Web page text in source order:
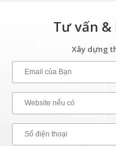
Tư vấn
Xây dựng